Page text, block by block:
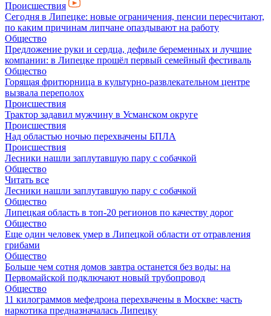
Происшествия
Сегодня в Липецке: новые ограничения, пенсии пересчитают,
по каким причинам липчане опаздывают на работу
Общество
Предложение руки и сердца, дефиле беременных и лучшие
компании: в Липецке прошёл первый семейный фестиваль
Общество
Горящая фритюрница в культурно-развлекательном центре
вызвала переполох
Происшествия
Трактор задавил мужчину в Усманском округе
Происшествия
Над областью ночью перехвачены БПЛА
Происшествия
Лесники нашли заплутавшую пару с собачкой
Общество
Читать все
Лесники нашли заплутавшую пару с собачкой
Общество
Липецкая область в топ-20 регионов по качеству дорог
Общество
Еще один человек умер в Липецкой области от отравления
грибами
Общество
Больше чем сотня домов завтра останется без воды: на
Первомайской подключают новый трубопровод
Общество
11 килограммов мефедрона перехвачены в Москве: часть
наркотика предназначалась Липецку